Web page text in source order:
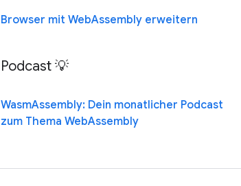
Browser mit WebAssembly erweitern
Podcast 💡
WasmAssembly: Dein monatlicher Podcast
zum Thema WebAssembly